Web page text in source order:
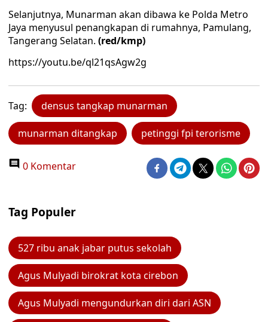
Selanjutnya, Munarman akan dibawa ke Polda Metro
Jaya menyusul penangkapan di rumahnya, Pamulang,
Tangerang Selatan. (red/kmp)
https://youtu.be/ql21qsAgw2g
Tag: densus tangkap munarman
munarman ditangkap petinggi fpi terorisme
0 Komentar
Tag Populer
527 ribu anak jabar putus sekolah
Agus Mulyadi birokrat kota cirebon
Agus Mulyadi mengundurkan diri dari ASN